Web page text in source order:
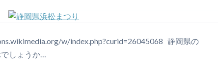
w/index.php?curid=26045068 静岡県の
しょうか…